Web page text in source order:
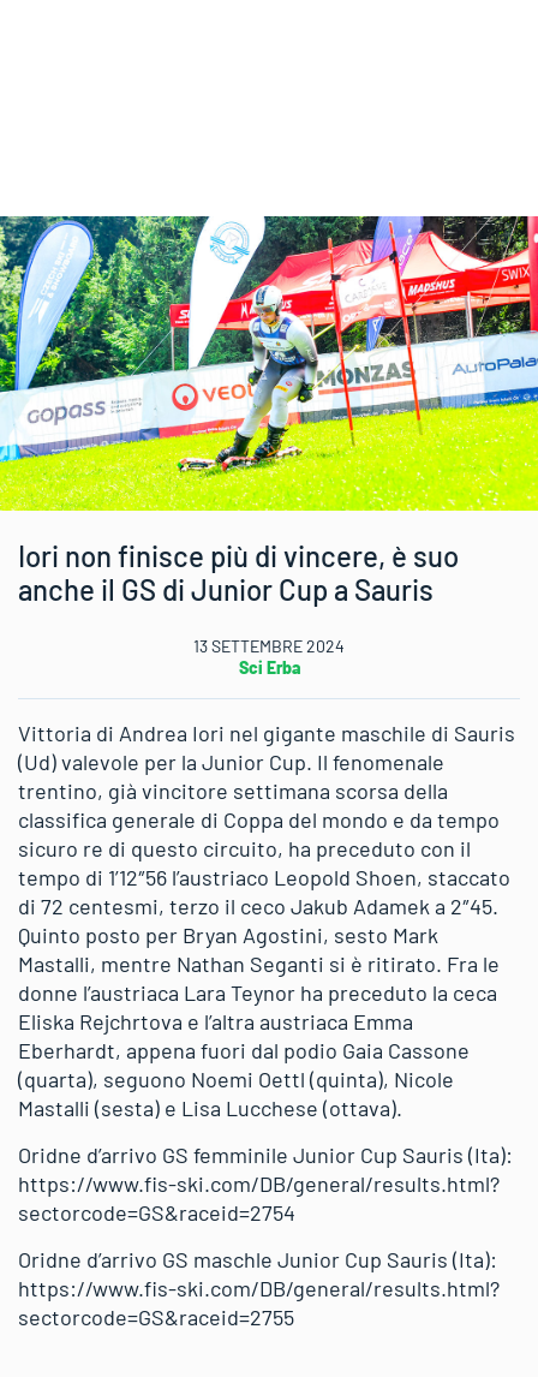
Iori non finisce più di vincere, è suo
anche il GS di Junior Cup a Sauris
13 SETTEMBRE 2024
Sci Erba
Vittoria di Andrea Iori nel gigante maschile di Sauris
(Ud) valevole per la Junior Cup. Il fenomenale
trentino, già vincitore settimana scorsa della
classifica generale di Coppa del mondo e da tempo
sicuro re di questo circuito, ha preceduto con il
tempo di 1’12″56 l’austriaco Leopold Shoen, staccato
di 72 centesmi, terzo il ceco Jakub Adamek a 2″45.
Quinto posto per Bryan Agostini, sesto Mark
Mastalli, mentre Nathan Seganti si è ritirato. Fra le
donne l’austriaca Lara Teynor ha preceduto la ceca
Eliska Rejchrtova e l’altra austriaca Emma
Eberhardt, appena fuori dal podio Gaia Cassone
(quarta), seguono Noemi Oettl (quinta), Nicole
Mastalli (sesta) e Lisa Lucchese (ottava).
Oridne d’arrivo GS femminile Junior Cup Sauris (Ita):
https://www.fis-ski.com/DB/general/results.html?
sectorcode=GS&raceid=2754
Oridne d’arrivo GS maschle Junior Cup Sauris (Ita):
https://www.fis-ski.com/DB/general/results.html?
sectorcode=GS&raceid=2755